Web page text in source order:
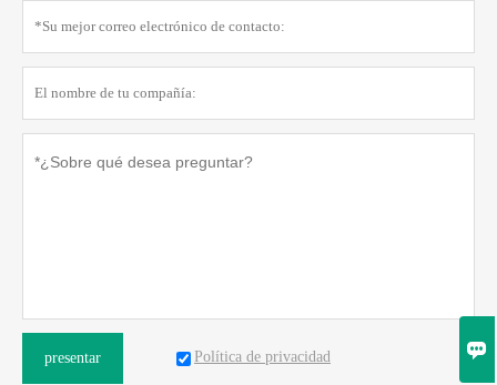
presentar Política de privacidad 